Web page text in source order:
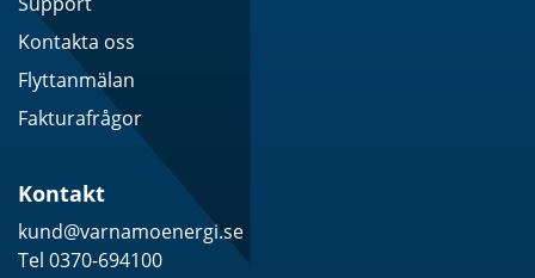
Kontakta oss
Flyttanmälan
Fakturafrågor
Kontakt
kund@varnamoenergi.se
Tel 0370-694100